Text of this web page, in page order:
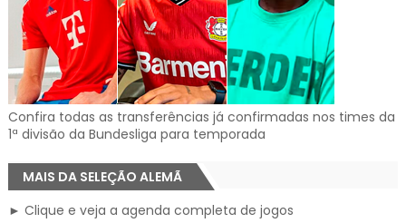
Confira todas as transferências já confirmadas nos times da
1ª divisão da Bundesliga para temporada
MAIS DA SELEÇÃO ALEMÃ
► Clique e veja a agenda completa de jogos